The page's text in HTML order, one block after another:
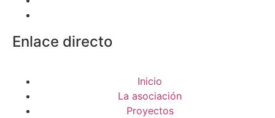
Enlace directo
Inicio
La asociación
Proyectos